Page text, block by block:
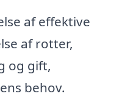
af effektive
af rotter,
og gift,
behov.